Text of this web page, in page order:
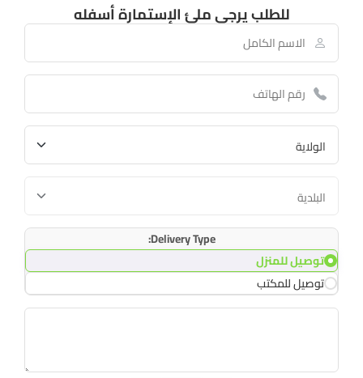
للطلب يرجى ملئ الإستمارة أسفله
Delivery Type:
توصيل للمنزل
توصيل للمكتب